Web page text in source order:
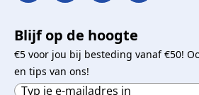
Blijf op de hoogte
€5 voor jou bij besteding vanaf €50!
en tips van ons!